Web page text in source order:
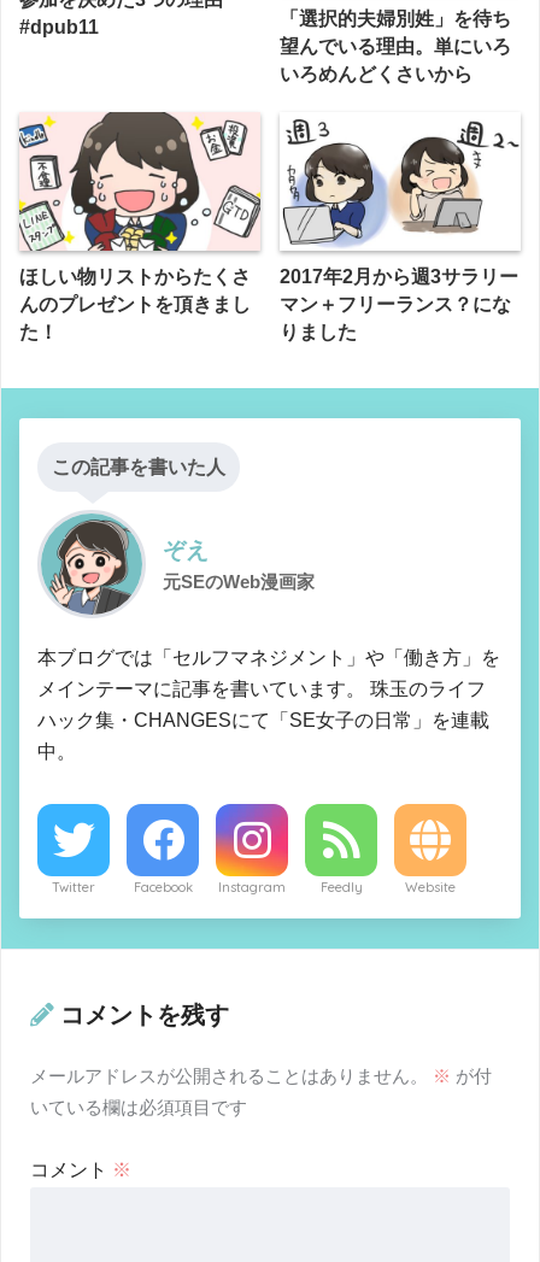
#dpub11
「選択的夫婦別姓」を待ち
望んでいる理由。単にいろ
いろめんどくさいから
ほしい物リストからたくさ
んのプレゼントを頂きまし
た！
2017年2月から週3サラリー
マン＋フリーランス？にな
りました
この記事を書いた人
ぞえ
元SEのWeb漫画家
本ブログでは「セルフマネジメント」や「働き方」を
メインテーマに記事を書いています。 珠玉のライフ
ハック集・CHANGESにて「SE女子の日常」を連載
中。
Twitter Facebook Instagram Feedly Website
コメントを残す
メールアドレスが公開されることはありません。 ※ が付
いている欄は必須項目です
コメント ※